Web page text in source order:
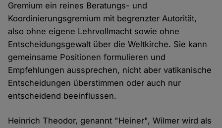
Gremium ein reines Beratungs- und
Koordinierungsgremium mit begrenzter Autorität,
also ohne eigene Lehrvollmacht sowie ohne
Entscheidungsgewalt über die Weltkirche. Sie kann
gemeinsame Positionen formulieren und
Empfehlungen aussprechen, nicht aber vatikanische
Entscheidungen überstimmen oder auch nur
entscheidend beeinflussen.
Heinrich Theodor, genannt "Heiner", Wilmer wird als